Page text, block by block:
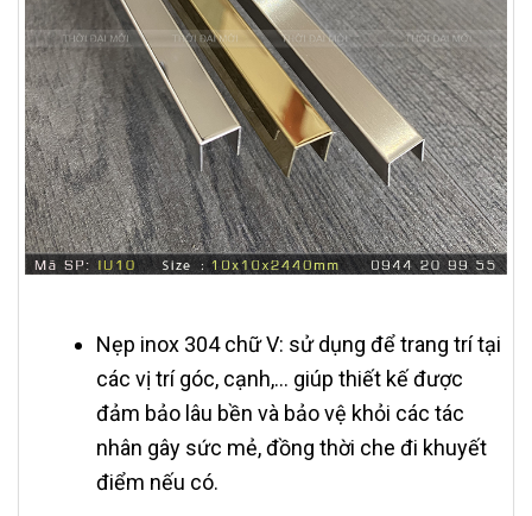
Nẹp inox 304 chữ V: sử dụng để trang trí tại
các vị trí góc, cạnh,… giúp thiết kế được
đảm bảo lâu bền và bảo vệ khỏi các tác
nhân gây sức mẻ, đồng thời che đi khuyết
điểm nếu có.